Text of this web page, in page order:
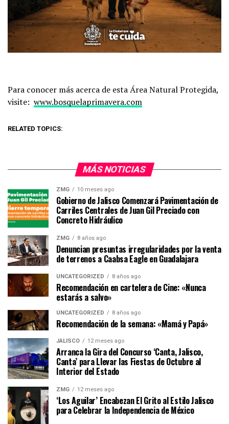
Para conocer más acerca de esta Área Natural Protegida,
visite: www.bosquelaprimavera.com
RELATED TOPICS:
MÁS NOTICIAS
ZMG 10 meses ago
Gobierno de Jalisco Comenzará Pavimentación de
Carriles Centrales de Juan Gil Preciado con
Concreto Hidráulico
ZMG 8 años ago
Denuncian presuntas irregularidades por la venta
de terrenos a Caabsa Eagle en Guadalajara
UNCATEGORIZED 8 años ago
Recomendación en cartelera de Cine: «Nunca
estarás a salvo»
UNCATEGORIZED 8 años ago
Recomendación de la semana: «Mamá y Papá»
JALISCO 12 meses ago
Arranca la Gira del Concurso ‘Canta, Jalisco,
Canta’ para Llevar las Fiestas de Octubre al
Interior del Estado
ZMG 12 meses ago
‘Los Aguilar’ Encabezan El Grito al Estilo Jalisco
para Celebrar la Independencia de México